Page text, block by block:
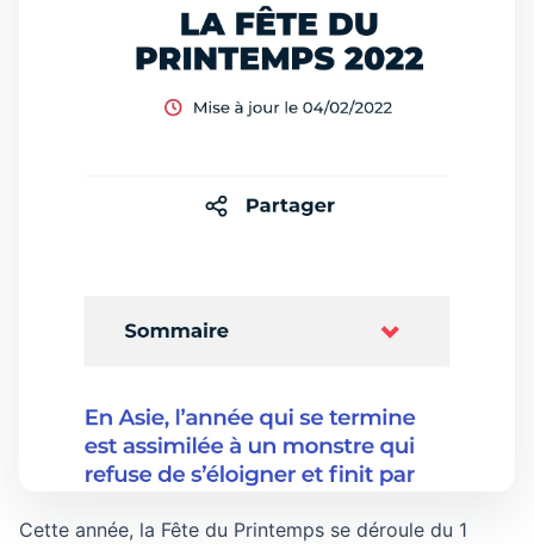
Cette année, la Fête du Printemps se déroule du 1